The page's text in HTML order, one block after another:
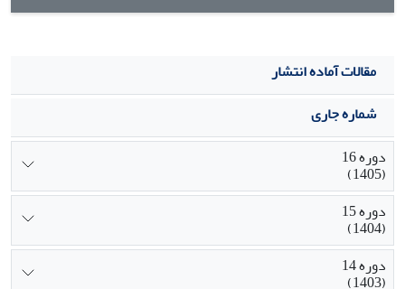
مقالات آماده انتشار
شماره جاری
دوره 16
(1405)
دوره 15
(1404)
دوره 14
(1403)